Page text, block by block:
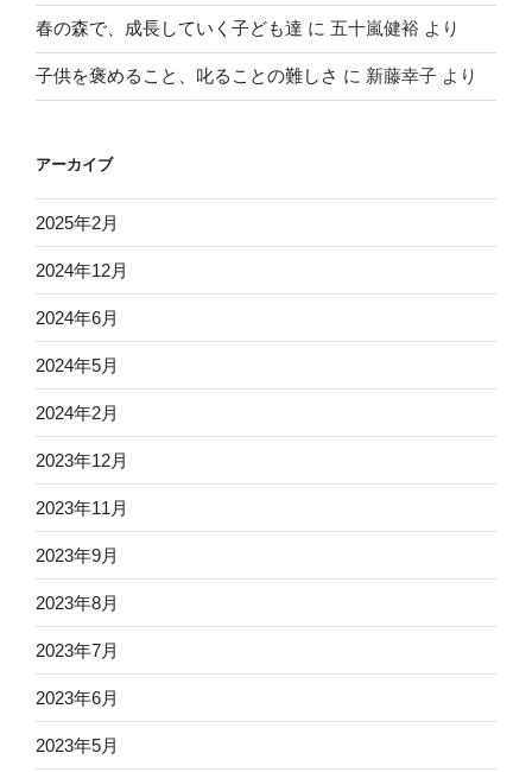
春の森で、成長していく子ども達 に 五十嵐健裕 より
子供を褒めること、叱ることの難しさ に 新藤幸子 より
アーカイブ
2025年2月
2024年12月
2024年6月
2024年5月
2024年2月
2023年12月
2023年11月
2023年9月
2023年8月
2023年7月
2023年6月
2023年5月